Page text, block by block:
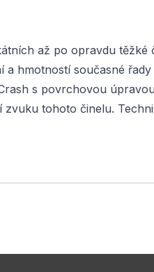
až po opravdu těžké
a hmotností současné
s povrchovou
tohoto činelu.